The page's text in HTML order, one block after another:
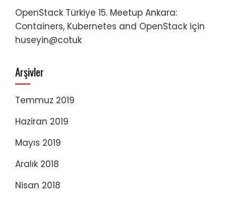
OpenStack Türkiye 15. Meetup Ankara:
Containers, Kubernetes and OpenStack için
huseyin@cotuk
Arşivler
Temmuz 2019
Haziran 2019
Mayıs 2019
Aralık 2018
Nisan 2018